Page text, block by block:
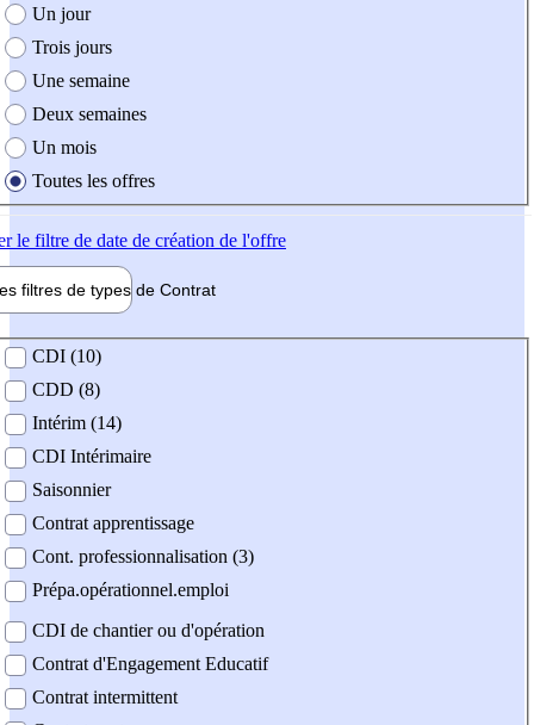
création de l'offre
Un jour
Trois jours
Une semaine
Deux semaines
Un mois
Toutes les offres
le filtre de date de création de l'offre
filtres de types de Contrat
contrat
CDI (10)
CDD (8)
Intérim (14)
CDI Intérimaire
Saisonnier
Contrat apprentissage
Cont. professionnalisation (3)
Prépa.opérationnel.emploi
CDI de chantier ou d'opération
Contrat d'Engagement Educatif
Contrat intermittent